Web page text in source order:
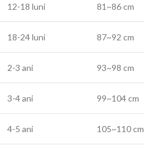
12-18 luni 81~86 cm
18-24 luni 87~92 cm
2-3 ani 93~98 cm
3-4 ani 99~104 cm
4-5 ani 105~110 cm